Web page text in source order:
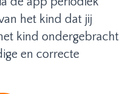
het kind dat jij
kind ondergebracht
en correcte